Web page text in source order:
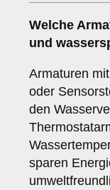
Welche
und
Armaturen
oder
den
sparen